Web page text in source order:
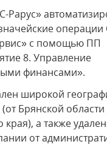
Рарус»
с помощью ПП
8. Управление
финансами».
широкой
Брянской области
края), а также
от